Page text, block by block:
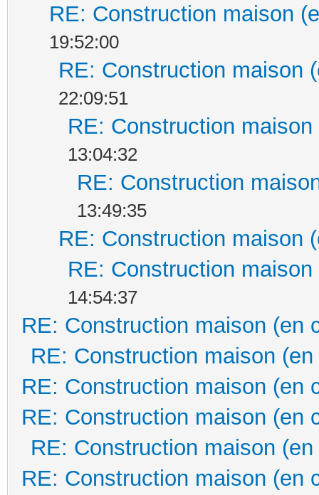
RE: Construction maison
19:52:00
RE: Construction maison
22:09:51
RE: Construction
13:04:32
RE: Construction
13:49:35
RE: Construction maison
RE: Construction
14:54:37
RE: Construction maison (en
RE: Construction maison
RE: Construction maison (en
RE: Construction maison (en
RE: Construction maison
RE: Construction maison (en